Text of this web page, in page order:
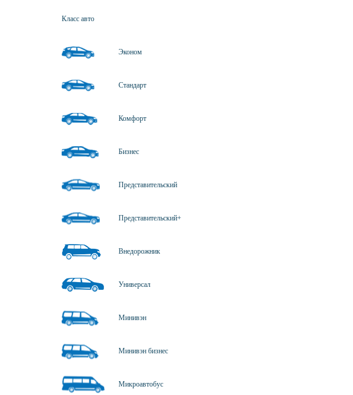
Класс авто
Эконом
Стандарт
Комфорт
Бизнес
Представительский
Представительский+
Внедорожник
Универсал
Минивэн
Минивэн бизнес
Микроавтобус